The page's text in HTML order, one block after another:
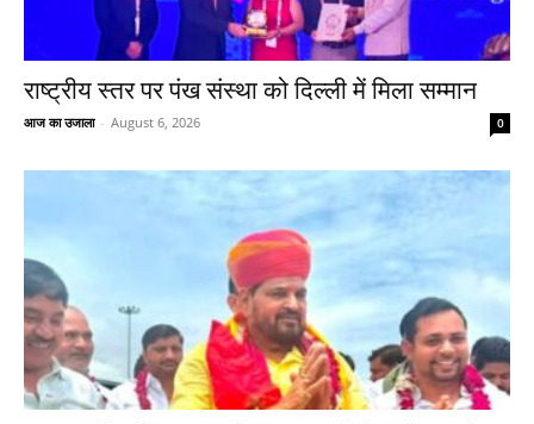
राष्ट्रीय स्तर पर पंख संस्था को दिल्ली में मिला सम्मान
आज का उजाला - August 6, 2026 0